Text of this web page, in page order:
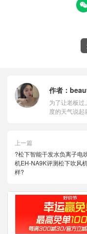

作者：
为了让老板过
度的天气说
上一篇
?松下智能干发水负离子电
机EH-NA9K评测松下吹风
样?